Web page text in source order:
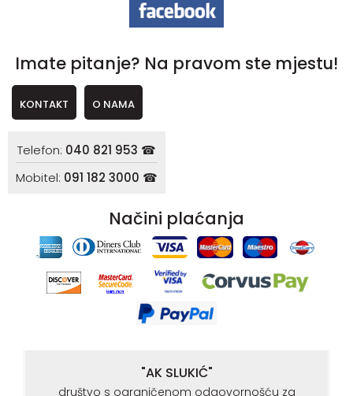
Imate pitanje? Na pravom ste mjestu!
KONTAKT O NAMA
Telefon: 040 821 953 ☎
Mobitel: 091 182 3000 ☎
Načini plaćanja
"AK SLUKIĆ"
društvo s ograničenom odgovornošću za